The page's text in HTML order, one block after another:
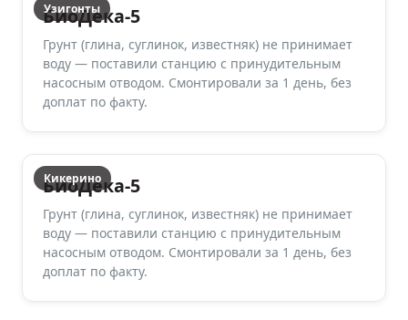
Узигонты
БиоДека-5
Грунт (глина, суглинок, известняк) не принимает
воду — поставили станцию с принудительным
насосным отводом. Смонтировали за 1 день, без
доплат по факту.
Кикерино
БиоДека-5
Грунт (глина, суглинок, известняк) не принимает
воду — поставили станцию с принудительным
насосным отводом. Смонтировали за 1 день, без
доплат по факту.